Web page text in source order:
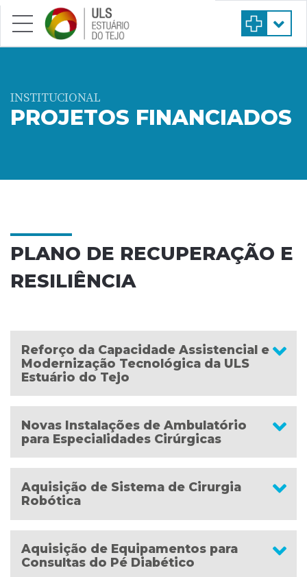
Saltar para conteúdo principal
INSTITUCIONAL
PROJETOS FINANCIADOS
PLANO DE RECUPERAÇÃO E
RESILIÊNCIA
Reforço da Capacidade Assistencial e
Modernização Tecnológica da ULS
Estuário do Tejo
Novas Instalações de Ambulatório
para Especialidades Cirúrgicas
Aquisição de Sistema de Cirurgia
Robótica
Aquisição de Equipamentos para
Consultas do Pé Diabético